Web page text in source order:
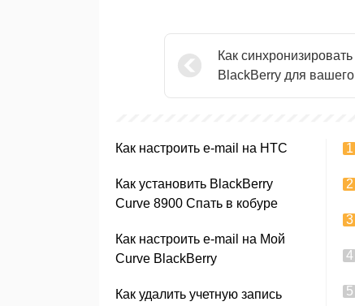
Как синхронизировать
BlackBerry для вашего
ноутбука
Как настроить e-mail на HTC
Как установить BlackBerry
Curve 8900 Спать в кобуре
Как настроить e-mail на Мой
Curve BlackBerry
Как удалить учетную запись